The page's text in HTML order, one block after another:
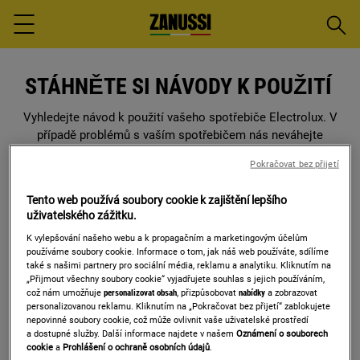
Menu
STÁHNĚTE SI NÁVODY K POUŽITÍ
Vyhledejte návod k použití vašeho spotřebiče Electrolux. V
případě problémů s vaším spotřebičem nás neváhejte
webshopu.
Zadejte model nebo číslo výrobku (PNC), nebo si
jednoduše vyfoťte typový štítek spotřebiče a
nahrajte ho sem.
Tento web používá soubory cookie k zajištění lepšího
uživatelského zážitku.
K vylepšování našeho webu a k propagačním a marketingovým účelům
používáme soubory cookie. Informace o tom, jak náš web používáte, sdílíme
také s našimi partnery pro sociální média, reklamu a analytiku. Kliknutím na
„Přijmout všechny soubory cookie“ vyjadřujete souhlas s jejich používáním,
což nám umožňujepersonalizovat obsah, přizpůsobovatnabídky a zobrazovat
personalizovanou reklamu. Kliknutím na „Pokračovat bez přijetí“ zablokujete
nepovinné soubory cookie, což může ovlivnit vaše uživatelské prostředí
a dostupné služby. Další informace najdete v našemOznámení o souborech
cookie aProhlášení o ochraně osobních údajů
Pokračovat bez přijetí